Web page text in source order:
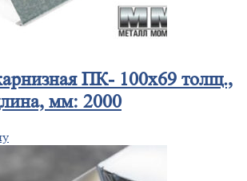
ПК- 100х69 толщ.,
мм: 2000